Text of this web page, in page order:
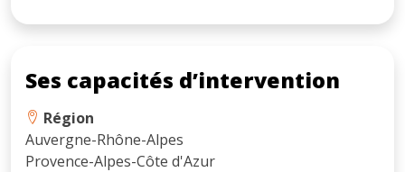
Ses capacités d’intervention
Région
Auvergne-Rhône-Alpes
Provence-Alpes-Côte d'Azur